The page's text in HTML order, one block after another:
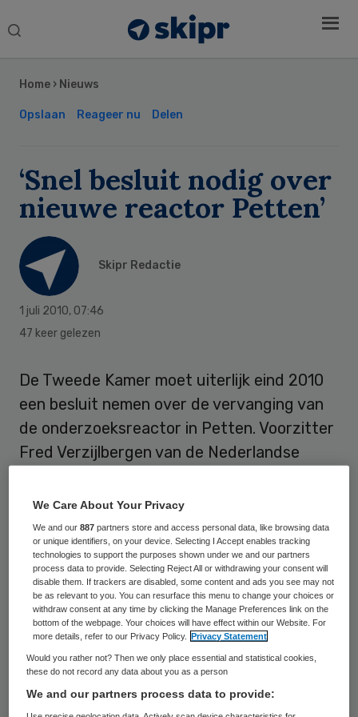
Search
Home › Nieuws
Opslaan Reageer nu Delen
‘Snel besluit nodig over
nieuwe reactor Petten’
Skipr Redactie
1 juli 2010, 07:46
47 keer gelezen
De Tweede Kamer moet uiterlijk eind 2010
een besluit nemen over de vervanging van
de onderzoeksreactor in Petten. Voorzitter
Fred Verzijlbergen van de Nederlandse
heeft daar woensdag voor gepleit.
Onderhoud Petten
In de reactor in Petten worden isotopen
gemaakt die door ziekenhuizen worden
gebruikt bij het stellen van diagnoses. Het
gaat onder meer om het vaststellen van
ernstige aandoeningen als kanker, hart- en
vaatziekten, long- en nierziekten.
Sidebar
We Care About Your Privacy
We and our887 partners store and access personal data, like browsing data
or unique identifiers, on your device. Selecting I Accept enables tracking
technologies to support the purposes shown under we and our partners
process data to provide. Selecting Reject All or withdrawing your consent will
disable them. If trackers are disabled, some content and ads you see may not
be as relevant to you. You can resurface this menu to change your choices or
withdraw consent at any time by clicking the Manage Preferences link on the
bottom of the webpage. Your choices will have effect within our Website. For
more details, refer to our Privacy Policy.
Privacy Statement
Would you rather not? Then we only place essential and statistical cookies,
these do not record any data about you as a person
We and our partners process data to provide: